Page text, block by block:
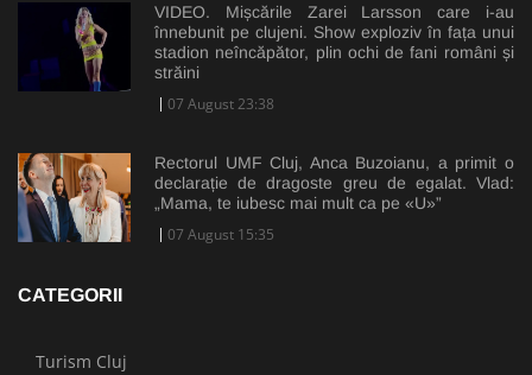
VIDEO. Mișcările Zarei Larsson care i-au
înnebunit pe clujeni. Show exploziv în fața unui
stadion neîncăpător, plin ochi de fani români și
străini
07 August 23:38
Rectorul UMF Cluj, Anca Buzoianu, a primit o
declarație de dragoste greu de egalat. Vlad:
„Mama, te iubesc mai mult ca pe «U»”
07 August 15:35
CATEGORII
Turism Cluj